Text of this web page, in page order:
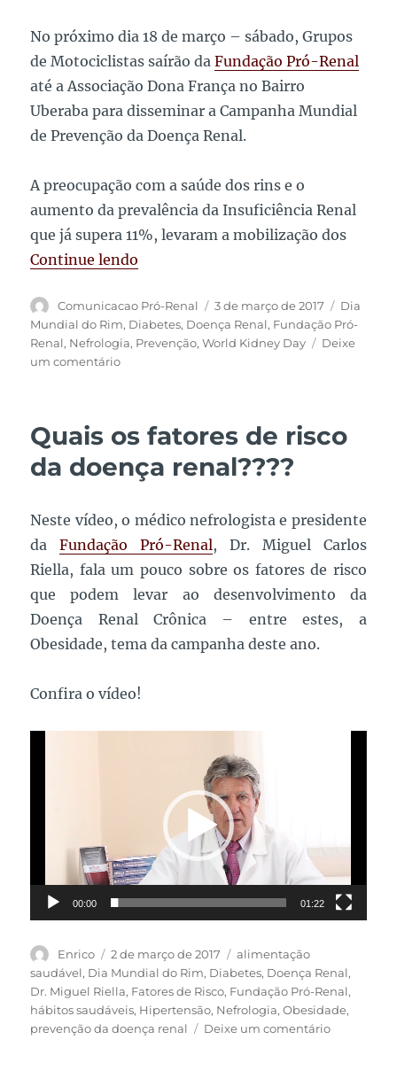
prevenir
No próximo dia 18 de março – sábado, Grupos
de Motociclistas saírão daFundação Pró-Renal
até a Associação Dona França no Bairro
Uberaba para disseminar a Campanha Mundial
de Prevenção da Doença Renal.
A preocupação com a saúde dos rins e o
aumento da prevalência da Insuficiência Renal
que já supera 11%, levaram a mobilização dos
Continue lendo
Autor
Comunicacao Pró-Renal
Publicado
em
3 de março de 2017 Tags
Dia
Mundial do Rim, Diabetes, Doença Renal, Fundação Pró-
Renal, Nefrologia, Prevenção,World Kidney Day
Deixe
um comentárioem
Motoqueiros
mobilizam
do
Dia
Mundial
Rim!
Quais os fatores de risco
da doença renal????
Neste vídeo, o médico nefrologista e presidente
daFundação Pró-Renal, Dr. Miguel Carlos
Riella, fala um pouco sobre os fatores de risco
que podem levar ao desenvolvimento da
Doença Renal Crônica – entre estes, a
Obesidade, tema da campanha deste ano.
Confira o vídeo!
00:00 01:22
Autor
Enrico
Publicado
em
2 de março de 2017 Tags
alimentação
saudável, Dia Mundial do Rim, Diabetes, Doença Renal,
Dr. Miguel Riella, Fatores de Risco, Fundação Pró-Renal,
hábitos saudáveis, Hipertensão, Nefrologia,Obesidade,
prevenção da doença renal
Deixe um comentárioem